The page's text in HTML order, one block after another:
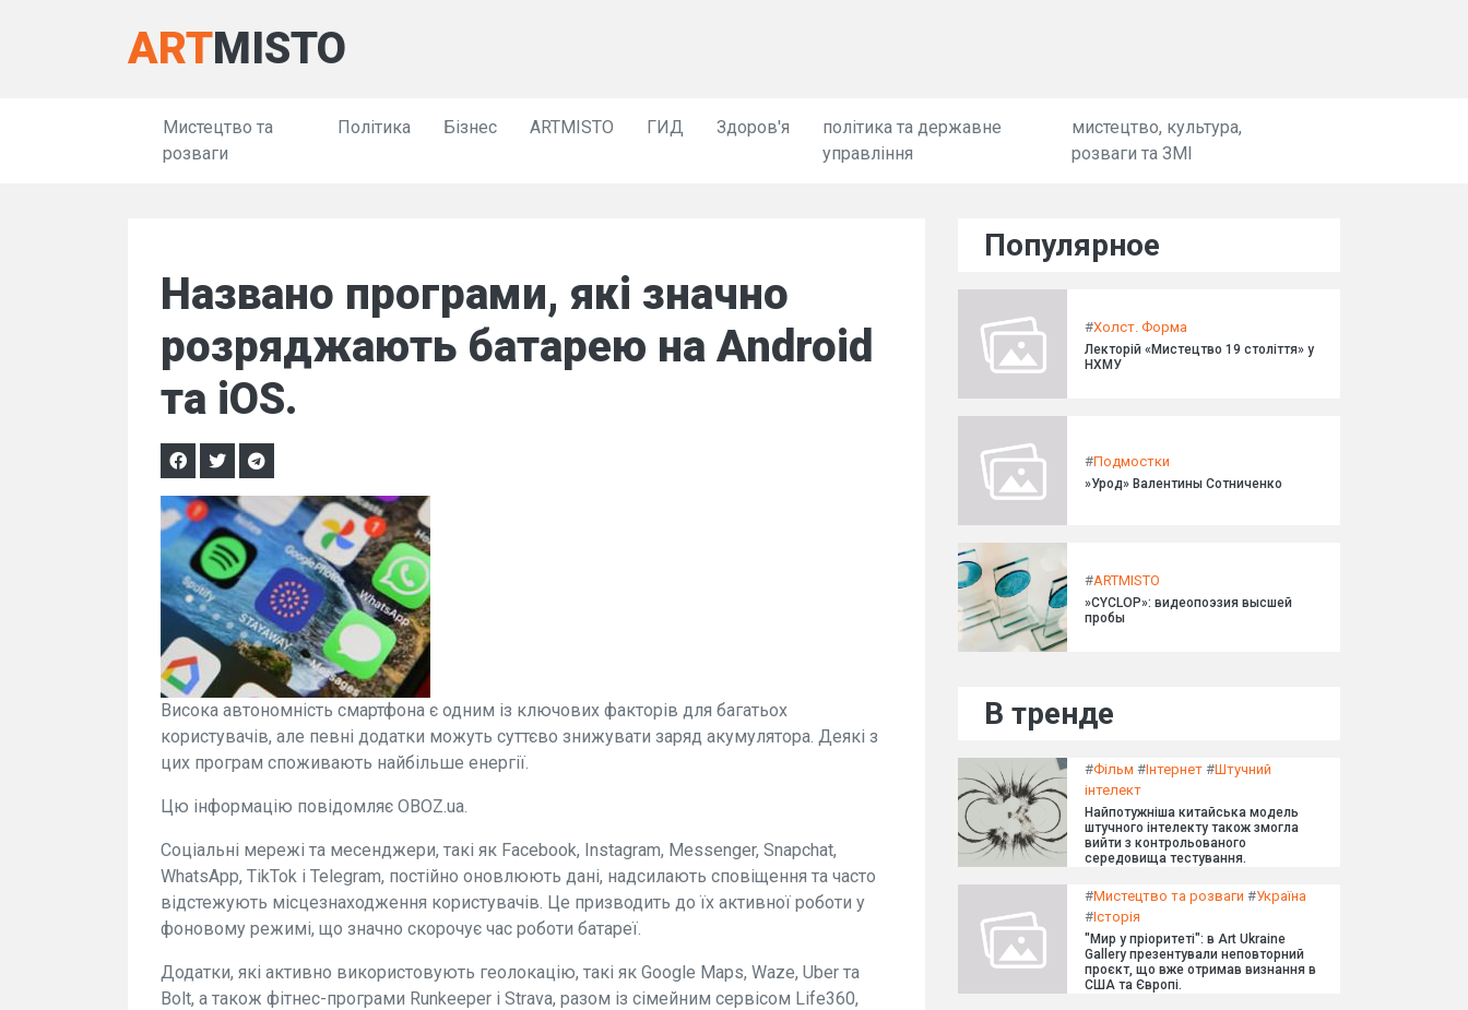
ARTMISTO
Мистецтво та
розваги
Політика Бізнес ARTMISTO ГИД Здоров'я
політика та державне
управління
мистецтво, культура,
розваги та ЗМІ
Названо програми, які значно
розряджають батарею на Android
та iOS.
Висока автономність смартфона є одним із ключових факторів для багатьох
користувачів, але певні додатки можуть суттєво знижувати заряд акумулятора. Деякі з
цих програм споживають найбільше енергії.
Цю інформацію повідомляє OBOZ.ua.
Соціальні мережі та месенджери, такі як Facebook, Instagram, Messenger, Snapchat,
WhatsApp, TikTok і Telegram, постійно оновлюють дані, надсилають сповіщення та часто
відстежують місцезнаходження користувачів. Це призводить до їх активної роботи у
фоновому режимі, що значно скорочує час роботи батареї.
Додатки, які активно використовують геолокацію, такі як Google Maps, Waze, Uber та
Bolt, а також фітнес-програми Runkeeper і Strava, разом із сімейним сервісом Life360,
Популярное
#Холст. Форма
Лекторій «Мистецтво 19 століття» у
НХМУ
#Подмостки
»Урод» Валентины Сотниченко
#ARTMISTO
»CYCLOP»: видеопоэзия высшей
пробы
В тренде
#Фільм #Інтернет #Штучний
інтелект
Найпотужніша китайська модель
штучного інтелекту також змогла
вийти з контрольованого
середовища тестування.
#Мистецтво та розваги #Україна
#Історія
"Мир у пріоритеті": в Art Ukraine
Gallery презентували неповторний
проєкт, що вже отримав визнання в
США та Європі.